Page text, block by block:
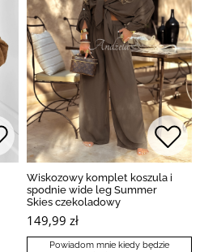
Wiskozowy komplet koszula i
spodnie wide leg Summer
Skies czekoladowy
149,99 zł
Powiadom mnie kiedy będzie